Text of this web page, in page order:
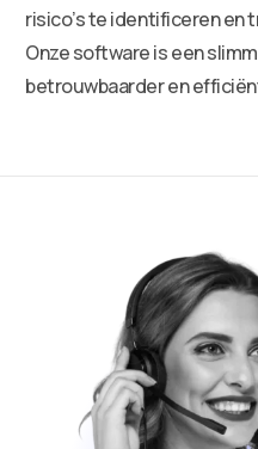
risico’s te identificeren en
Onze software is een
betrouwbaarder en